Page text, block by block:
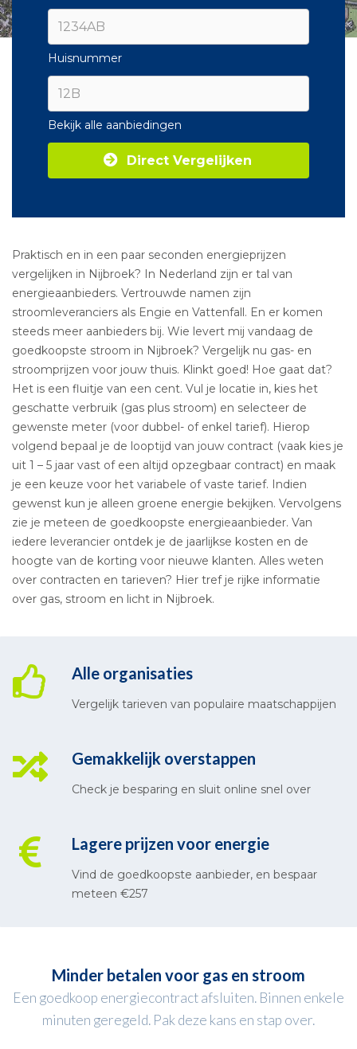
Huisnummer
Bekijk alle aanbiedingen
Direct Vergelijken
Praktisch en in een paar seconden energieprijzen
vergelijken in Nijbroek? In Nederland zijn er tal van
energieaanbieders. Vertrouwde namen zijn
stroomleveranciers als Engie en Vattenfall. En er komen
steeds meer aanbieders bij. Wie levert mij vandaag de
goedkoopste stroom in Nijbroek? Vergelijk nu gas- en
stroomprijzen voor jouw thuis. Klinkt goed! Hoe gaat dat?
Het is een fluitje van een cent. Vul je locatie in, kies het
geschatte verbruik (gas plus stroom) en selecteer de
gewenste meter (voor dubbel- of enkel tarief). Hierop
volgend bepaal je de looptijd van jouw contract (vaak kies je
uit 1 – 5 jaar vast of een altijd opzegbaar contract) en maak
je een keuze voor het variabele of vaste tarief. Indien
gewenst kun je alleen groene energie bekijken. Vervolgens
zie je meteen de goedkoopste energieaanbieder. Van
iedere leverancier ontdek je de jaarlijkse kosten en de
hoogte van de korting voor nieuwe klanten. Alles weten
over contracten en tarieven? Hier tref je rijke informatie
over gas, stroom en licht in Nijbroek.
Alle organisaties
Vergelijk tarieven van populaire maatschappijen
Gemakkelijk overstappen
Check je besparing en sluit online snel over
Lagere prijzen voor energie
Vind de goedkoopste aanbieder, en bespaar
meteen €257
Minder betalen voor gas en stroom
Een goedkoop energiecontract afsluiten. Binnen enkele
minuten geregeld. Pak deze kans en stap over.